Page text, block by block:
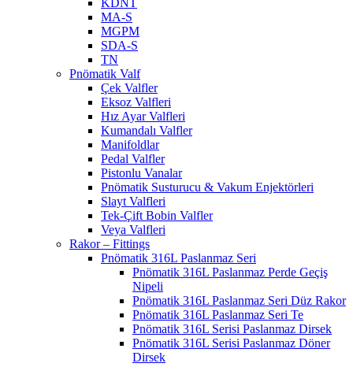
KDNT
MA-S
MGPM
SDA-S
TN
Pnömatik Valf
Çek Valfler
Eksoz Valfleri
Hız Ayar Valfleri
Kumandalı Valfler
Manifoldlar
Pedal Valfler
Pistonlu Vanalar
Pnömatik Susturucu & Vakum Enjektörleri
Slayt Valfleri
Tek-Çift Bobin Valfler
Veya Valfleri
Rakor – Fittings
Pnömatik 316L Paslanmaz Seri
Pnömatik 316L Paslanmaz Perde Geçiş
Nipeli
Pnömatik 316L Paslanmaz Seri Düz Rakor
Pnömatik 316L Paslanmaz Seri Te
Pnömatik 316L Serisi Paslanmaz Dirsek
Pnömatik 316L Serisi Paslanmaz Döner
Dirsek